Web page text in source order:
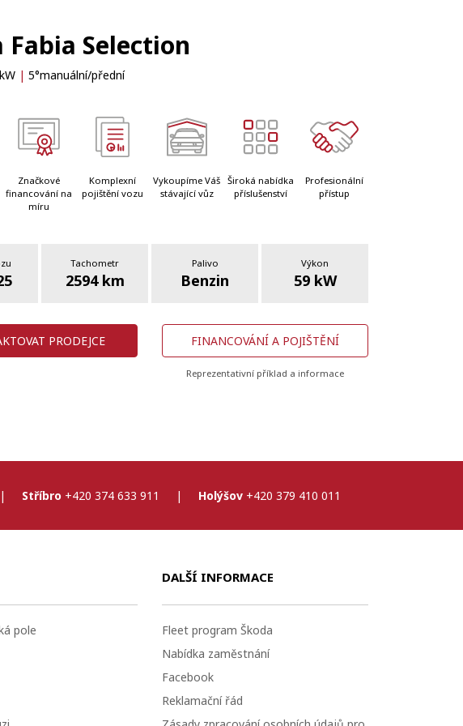
Fabia Selection
| 5°manuální/přední
Značkové
financování na
míru
Komplexní
pojištění vozu
Vykoupíme Váš
stávající vůz
Široká nabídka
příslušenství
Profesionální
přístup
Tachometr
2594 km
Palivo
Benzin
Výkon
59 kW
PRODEJCE FINANCOVÁNÍ A POJIŠTĚNÍ
Reprezentativní příklad a informace
| Stříbro +420 374 633 911 | Holýšov +420 379 410 011
pole
DALŠÍ INFORMACE
Fleet program Škoda
Nabídka zaměstnání
Facebook
Reklamační řád